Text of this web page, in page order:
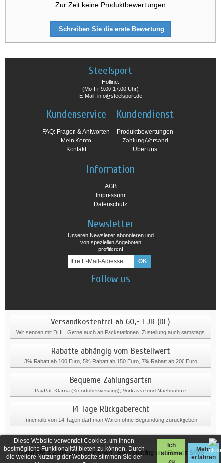
Diese Website verwendet Cookies, um Ihnen
bestmögliche Funktionalität bieten zu können. Durch
die weitere Nutzung der Webseite stimmen Sie der
Ich
stimme
zu
Mehr
erfahren
Zur Zeit keine Produktbewertungen
Schreiben Sie die erste Bewertung
Steelsport
Hotline:
(Mo-Fr 9:00-17:00 Uhr)
E-Mail: info@steelsport.de
Kundenservice
FAQ: Fragen & Antworten
Mein Konto
Kontakt
Kundendienst
Produktbewertungen
Zahlung/Versand
Über uns
Information
AGB
Impressum
Datenschutz
Newsletter
Unseren Newsletter abonnieren und
von speziellen Angeboten
profitieren!
Follow us
Versandkostenfrei ab 60,- EUR (DE)
Wir senden mit DHL. Gerne auch an Packstationen. Zustellung auch samstags
Rabatte abhängig vom Bestellwert
3% Rabatt ab 100 Euro, 5% Rabatt ab 150 Euro, 7% Rabatt ab 200 Euro
Bequeme Zahlungsarten
PayPal, Klarna (Sofortüberweisung), Vorkasse und Nachnahme
14 Tage Rückgaberecht
Innerhalb von 14 Tagen darf man Waren ohne Begründung zurückgeben
Copyright © 2009-2020steelsport- Bodybuilding und Fitness Shop